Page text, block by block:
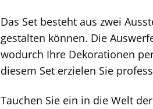
Das Set besteht aus zwei
gestalten können. Die
wodurch Ihre Dekorationen
diesem Set erzielen Sie
Tauchen Sie ein in die Welt